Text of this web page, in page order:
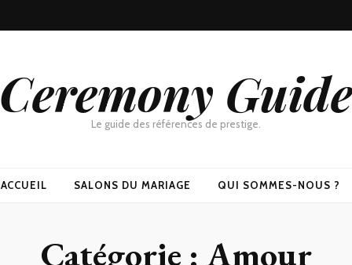
Ceremony Guide
Le guide des références de prestige.
ACCUEIL SALONS DU MARIAGE QUI SOMMES-NOUS ?
Catégorie : Amour